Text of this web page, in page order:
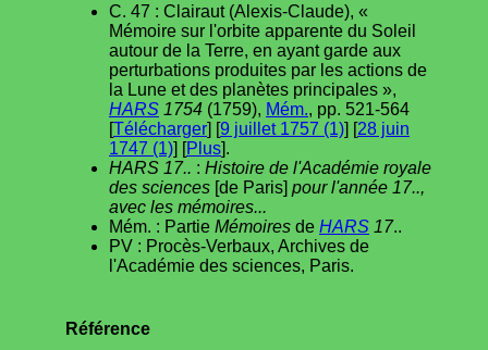
C. 47 : Clairaut (Alexis-Claude), «
Mémoire sur l'orbite apparente du Soleil
autour de la Terre, en ayant garde aux
perturbations produites par les actions de
la Lune et des planètes principales »,
HARS 1754 (1759), Mém., pp. 521-564
[Télécharger] [9 juillet 1757 (1)] [28 juin
1747 (1)] [Plus].
HARS 17.. : Histoire de l'Académie royale
des sciences [de Paris] pour l'année 17..,
avec les mémoires...
Mém. : Partie Mémoires de HARS 17..
PV : Procès-Verbaux, Archives de
l'Académie des sciences, Paris.
Référence